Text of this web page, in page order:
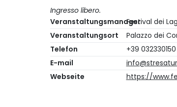
Ingresso libero.
VeranstaltungsmanagerFestival dei
Veranstaltungsort
Palazzo dei
Telefon
+39 032330150
E-mail
Webseite
https://